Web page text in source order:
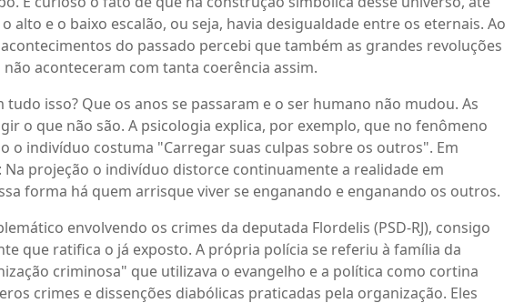
alto e o baixo escalão, ou seja, havia desigualdade entre os eternais. Ao
do passado percebi que também as grandes revoluções
aconteceram com tanta coerência assim.
isso? Que os anos se passaram e o ser humano não mudou. As
o que não são. A psicologia explica, por exemplo, que no fenômeno
o indivíduo costuma "Carregar suas culpas sobre os outros". Em
projeção o indivíduo distorce continuamente a realidade em
forma há quem arrisque viver se enganando e enganando os outros.
envolvendo os crimes da deputada Flordelis (PSD-RJ), consigo
que ratifica o já exposto. A própria polícia se referiu à família da
criminosa" que utilizava o evangelho e a política como cortina
crimes e dissenções diabólicas praticadas pela organização. Eles